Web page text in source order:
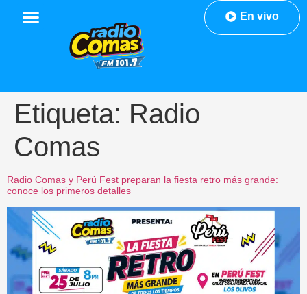
En vivo
Etiqueta: Radio
Comas
Radio Comas y Perú Fest preparan la fiesta retro más grande:
conoce los primeros detalles